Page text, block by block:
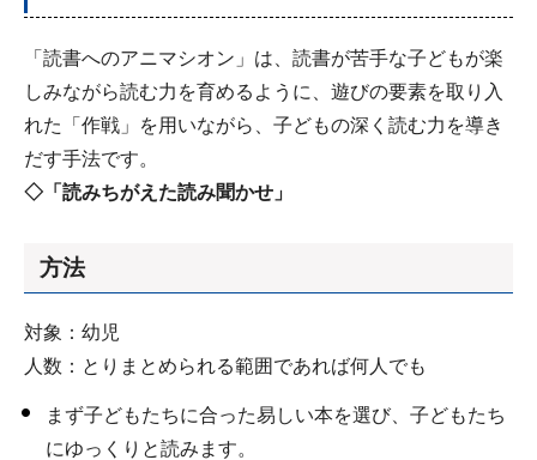
「読書へのアニマシオン」は、読書が苦手な子どもが楽
しみながら読む力を育めるように、遊びの要素を取り入
れた「作戦」を用いながら、子どもの深く読む力を導き
だす手法です。
◇「読みちがえた読み聞かせ」
方法
対象：幼児
人数：とりまとめられる範囲であれば何人でも
まず子どもたちに合った易しい本を選び、子どもたち
にゆっくりと読みます。